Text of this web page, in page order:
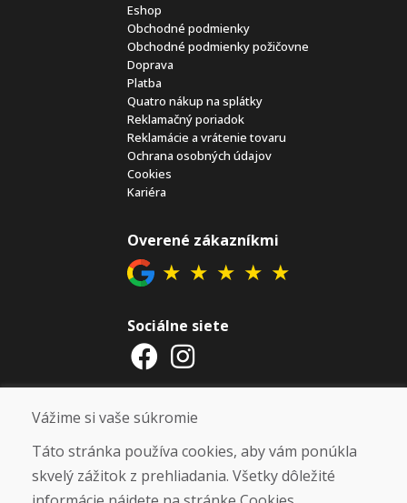
Eshop
Obchodné podmienky
Obchodné podmienky požičovne
Doprava
Platba
Quatro nákup na splátky
Reklamačný poriadok
Reklamácie a vrátenie tovaru
Ochrana osobných údajov
Cookies
Kariéra
Overené zákazníkmi
★ ★ ★ ★ ★
Sociálne siete
Otváracie hodiny
UKONČENÁ. ĎAKUJEME VÁM ZA
PRIAZEŇ A TEŠÍME SA NA VÁS OPÄŤ
Vážime si vaše súkromie
Táto stránka používa cookies, aby vám ponúkla
skvelý zážitok z prehliadania. Všetky dôležité